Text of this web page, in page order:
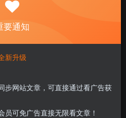
are doing better than you.
your own records every day.
包以方便分享，涉及较多
资源需要解压密码，请点
要通知
新升级
步网站文章，可直接通过看广告获
可免广告直接无限看文章！